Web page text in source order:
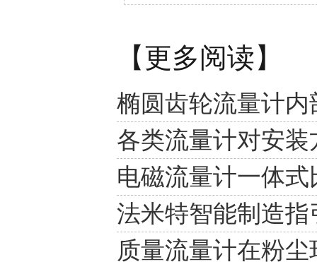
【更多阅读】
椭圆齿轮流量计
各类流量计对安
电磁流量计一体
法米特智能制造
质量流量计在粉